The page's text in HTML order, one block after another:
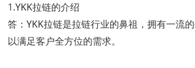
1.YKK拉链的介绍
答：YKK拉链是拉链行业的鼻祖，拥有一流
以满足客户全方位的需求。